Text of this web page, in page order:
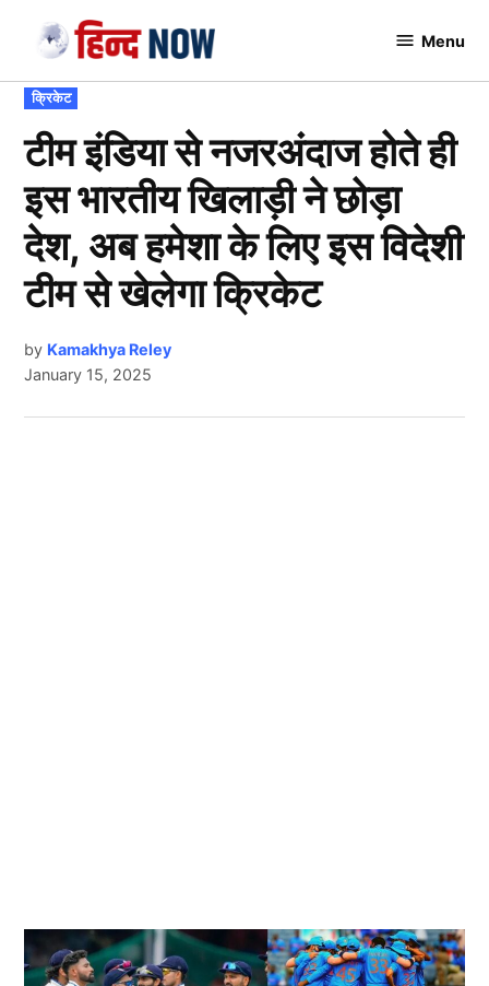
content
Menu
POSTED
IN
क्रिकेट
टीम इंडिया से नजरअंदाज होते ही
इस भारतीय खिलाड़ी ने छोड़ा
देश, अब हमेशा के लिए इस विदेशी
टीम से खेलेगा क्रिकेट
by Kamakhya Reley
January 15, 2025